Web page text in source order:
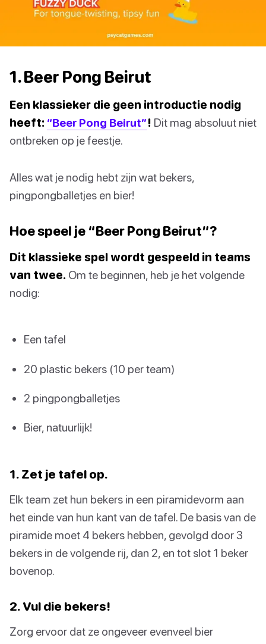
1. Beer Pong Beirut
Een klassieker die geen introductie nodig
heeft: “Beer Pong Beirut”! Dit mag absoluut niet
ontbreken op je feestje.
Alles wat je nodig hebt zijn wat bekers,
pingpongballetjes en bier!
Hoe speel je “Beer Pong Beirut”?
Dit klassieke spel wordt gespeeld in teams
van twee. Om te beginnen, heb je het volgende
nodig:
Een tafel
20 plastic bekers (10 per team)
2 pingpongballetjes
Bier, natuurlijk!
1. Zet je tafel op.
Elk team zet hun bekers in een piramidevorm aan
het einde van hun kant van de tafel. De basis van de
piramide moet 4 bekers hebben, gevolgd door 3
bekers in de volgende rij, dan 2, en tot slot 1 beker
bovenop.
2. Vul die bekers!
Zorg ervoor dat ze ongeveer evenveel bier